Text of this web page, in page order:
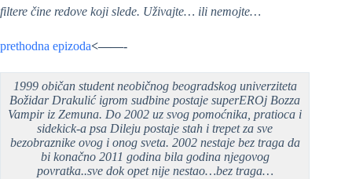
filtere čine redove koji slede. Uživajte… ili nemojte…
prethodna epizoda<——-
1999 običan student neobičnog beogradskog univerziteta
Božidar Drakulić igrom sudbine postaje superEROj Bozza
Vampir iz Zemuna. Do 2002 uz svog pomoćnika, pratioca i
sidekick-a psa Dileju postaje stah i trepet za sve
bezobraznike ovog i onog sveta. 2002 nestaje bez traga da
bi konačno 2011 godina bila godina njegovog
povratka..sve dok opet nije nestao…bez traga…